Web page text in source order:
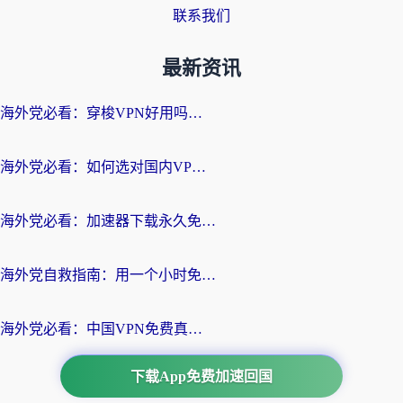
联系我们
最新资讯
海外党必看：穿梭VPN好用吗？和云帆VPN对比哪个回国效果更好？附真实测评+避坑指南
海外党必看：如何选对国内VPN，实现无缝访问国内资源？
海外党必看：加速器下载永久免费版真的存在吗？教你无缝访问国内资源的正确姿势
海外党自救指南：用一个小时免费加速器，轻松打破国内资源访问壁垒？
海外党必看：中国VPN免费真的靠谱吗？手把手教你选对回国加速器
下载App免费加速回国